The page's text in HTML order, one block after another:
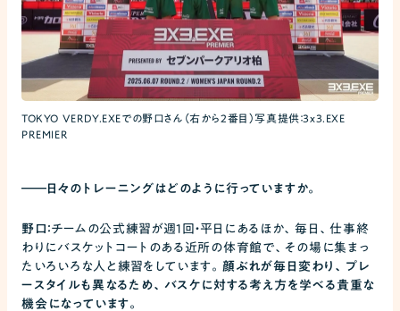
TOKYO VERDY.EXEでの野口さん（右から2番目）写真提供：3x3.EXE
PREMIER
――日々のトレーニングはどのように行っていますか。
野口：チームの公式練習が週1回・平日にあるほか、毎日、仕事終
わりにバスケットコートのある近所の体育館で、その場に集まっ
たいろいろな人と練習をしています。 顔ぶれが毎日変わり、プレ
ースタイルも異なるため、バスケに対する考え方を学べる貴重な
機会になっています。